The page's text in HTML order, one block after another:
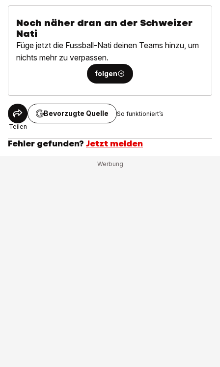
Noch näher dran an der Schweizer
Nati
Füge jetzt die Fussball-Nati deinen Teams hinzu, um
nichts mehr zu verpassen.
folgen
Teilen
Bevorzugte Quelle So funktioniert’s
Fehler gefunden? Jetzt melden